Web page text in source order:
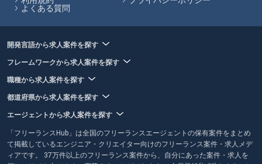
フリーランスHubはお客様のフリーランス案件探しを最大限サポートし
ていきます。
よくある質問
開発言語から求人案件を探す
フレームワークから求人案件を探す
職種から求人案件を探す
都道府県から求人案件を探す
エージェントから求人案件を探す
「フリーランスHub」は全国のフリーランスエージェントの保有案件をまとめ
て掲載しているエンジニア・クリエイター向けのフリーランス案件・求人メデ
ィアです。 37万件以上のフリーランス案件から、自分にあった案件・求人を